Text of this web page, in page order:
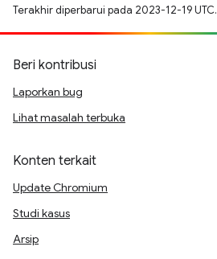
Terakhir diperbarui pada 2023-12-19 UTC.
Beri kontribusi
Laporkan bug
Lihat masalah terbuka
Konten terkait
Update Chromium
Studi kasus
Arsip